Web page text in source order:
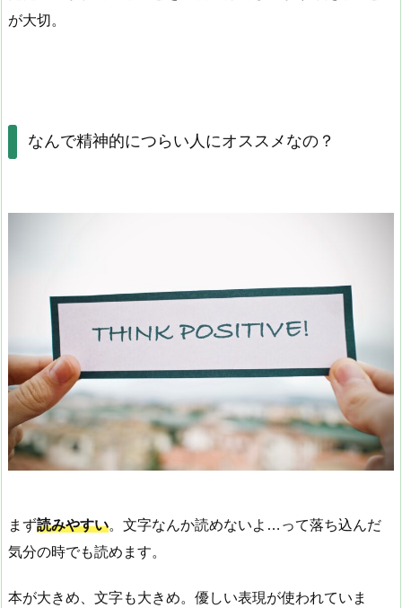
が大切。
なんで精神的につらい人にオススメなの？
まず読みやすい。文字なんか読めないよ…って落ち込んだ
気分の時でも読めます。
本が大きめ、文字も大きめ。優しい表現が使われていま